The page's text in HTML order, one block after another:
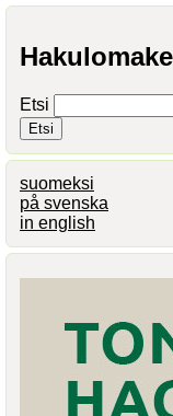
Hakulomake
Etsi
suomeksi
på svenska
in english